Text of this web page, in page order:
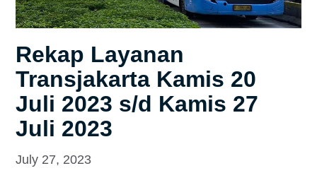
Rekap Layanan
Transjakarta Kamis 20
Juli 2023 s/d Kamis 27
Juli 2023
July 27, 2023